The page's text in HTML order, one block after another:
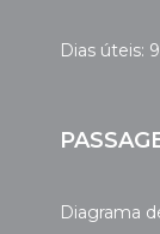
Dias úteis:
Diagrama